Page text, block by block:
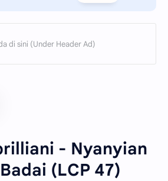
- Nyanyian
(LCP 47)